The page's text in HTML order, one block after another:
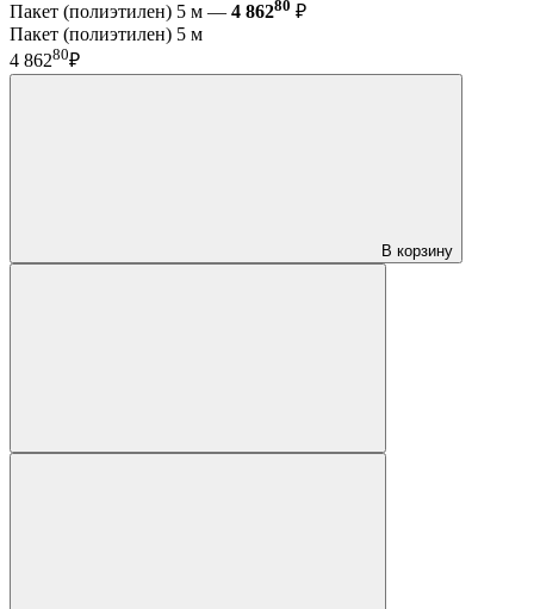
Пакет (полиэтилен) 5 м — 4 86280 ₽
Пакет (полиэтилен) 5 м
4 86280₽
В корзину